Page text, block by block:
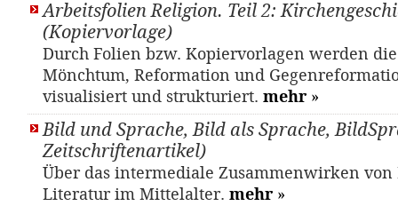
Arbeitsfolien Religion. Teil 2:
(Kopiervorlage)
Durch Folien bzw. Kopiervorlagen werden
Mönchtum, Reformation und
visualisiert und strukturiert. mehr »
Bild und Sprache, Bild als Sprache,
Zeitschriftenartikel)
Über das intermediale Zusammenwirken von
Literatur im Mittelalter. mehr »